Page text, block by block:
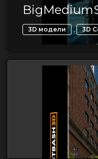
3D модели , 3D